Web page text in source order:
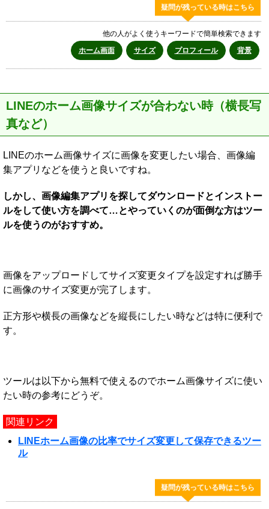
疑問が残っている時はこちら
他の人がよく使うキーワードで簡単検索できます
ホーム画面
サイズ プロフィール 背景
LINEのホーム画像サイズが合わない時（横長写
真など）
LINEのホーム画像サイズに画像を変更したい場合、画像編
集アプリなどを使うと良いですね。
しかし、画像編集アプリを探してダウンロードとインストー
ルをして使い方を調べて…とやっていくのが面倒な方はツー
ルを使うのがおすすめ。
画像をアップロードしてサイズ変更タイプを設定すれば勝手
に画像のサイズ変更が完了します。
正方形や横長の画像などを縦長にしたい時などは特に便利で
す。
ツールは以下から無料で使えるのでホーム画像サイズに使い
たい時の参考にどうぞ。
関連リンク
LINEホーム画像の比率でサイズ変更して保存できるツー
ル
疑問が残っている時はこちら